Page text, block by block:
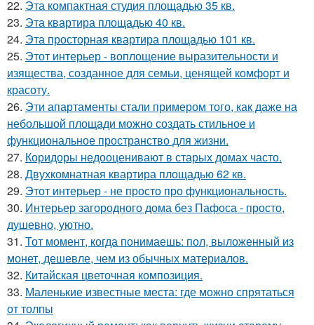
22. Эта компактная студия площадью 35 кв.
23. Эта квартира площадью 40 кв.
24. Эта просторная квартира площадью 101 кв.
25. Этот интерьер - воплощение выразительности и
изящества, созданное для семьи, ценящей комфорт и
красоту.
26. Эти апартаменты стали примером того, как даже на
небольшой площади можно создать стильное и
функциональное пространство для жизни.
27. Коридоры недооценивают в старых домах часто.
28. Двухкомнатная квартира площадью 62 кв.
29. Этот интерьер - не просто про функциональность.
30. Интерьер загородного дома без Пафоса - просто,
душевно, уютно.
31. Тот момент, когда понимаешь: пол, выложенный из
монет, дешевле, чем из обычных материалов.
32. Китайская цветочная композиция.
33. Маленькие известные места: где можно спрятаться
от толпы